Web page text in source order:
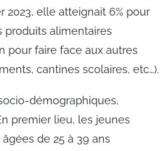
2023, elle atteignait 6% pour
produits alimentaires
pour faire face aux autres
cantines scolaires, etc…).
démographiques,
premier lieu, les jeunes
de 25 à 39 ans